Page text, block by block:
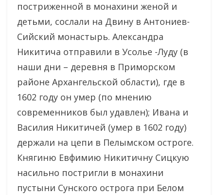
постриженной в монахини женой и
детьми, сослали на Двину в Антониев-
Сийский монастырь. Александра
Никитича отправили в Усолье -Луду (в
наши дни – деревня в Приморском
районе Архангельской области), где в
1602 году он умер (по мнению
современников был удавлен); Ивана и
Василия Никитичей (умер в 1602 году)
держали на цепи в Пелымском остроге.
Княгиню Евфимию Никитичну Сицкую
насильно постригли в монахини
пустыни Сунского острога при Белом